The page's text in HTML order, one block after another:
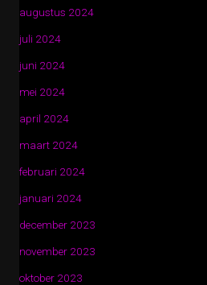
augustus 2024
juli 2024
juni 2024
mei 2024
april 2024
maart 2024
februari 2024
januari 2024
december 2023
november 2023
oktober 2023